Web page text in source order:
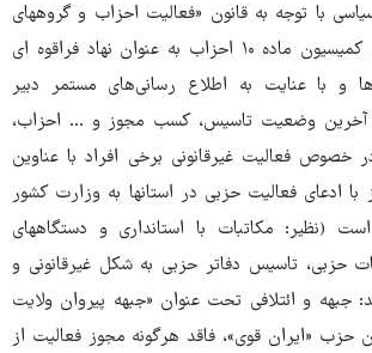
با توجه به قانون «فعالیت احزاب و گروههای
سیاسی» ۱۳۹۴ و نقش کمیسیون ماده ۱۰ احزاب به عنوان نهاد فراقوه ای
و با عنایت به اطلاع رسانی‌های مستمر دبیر
وضعیت تاسیس، کسب مجوز و ... احزاب،
خصوص فعالیت غیرقانونی برخی افراد با عناوین
ادعای فعالیت حزبی در استانها به وزارت کشور
(نظیر: مکاتبات با استانداری و دستگاههای
حزبی، تاسیس دفاتر حزبی به شکل غیرقانونی و
جبهه و ائتلافی تحت عنوان «جبهه پیروان ولایت
حزب «ایران قوی»، فاقد هرگونه مجوز فعالیت از